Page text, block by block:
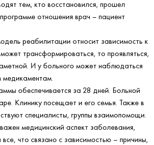
тем, кто восстановился, прошел
отношения врач – пациент
реабилитации относит зависимость к
трансформироваться, то проявляться,
И у больного может наблюдаться
медикаментам.
обеспечивается за 28 дней. Больной
Клинику посещает и его семья. Также в
специалисты, группы взаимопомощи.
медицинский аспект заболевания,
все, что связано с зависимостью – причины,